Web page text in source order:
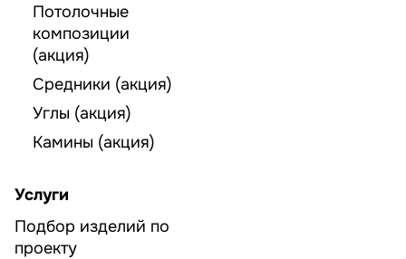
Потолочные
композиции
(акция)
Средники (акция)
Углы (акция)
Камины (акция)
Услуги
Подбор изделий по
проекту